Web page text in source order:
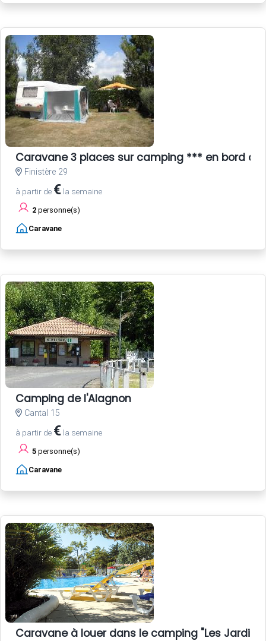
Caravane 3 places sur camping *** en bord de
Finistère 29
à partir de € la semaine
2 personne(s)
Caravane
Camping de l'Alagnon
Cantal 15
à partir de € la semaine
5 personne(s)
Caravane
Caravane à louer dans le camping "Les